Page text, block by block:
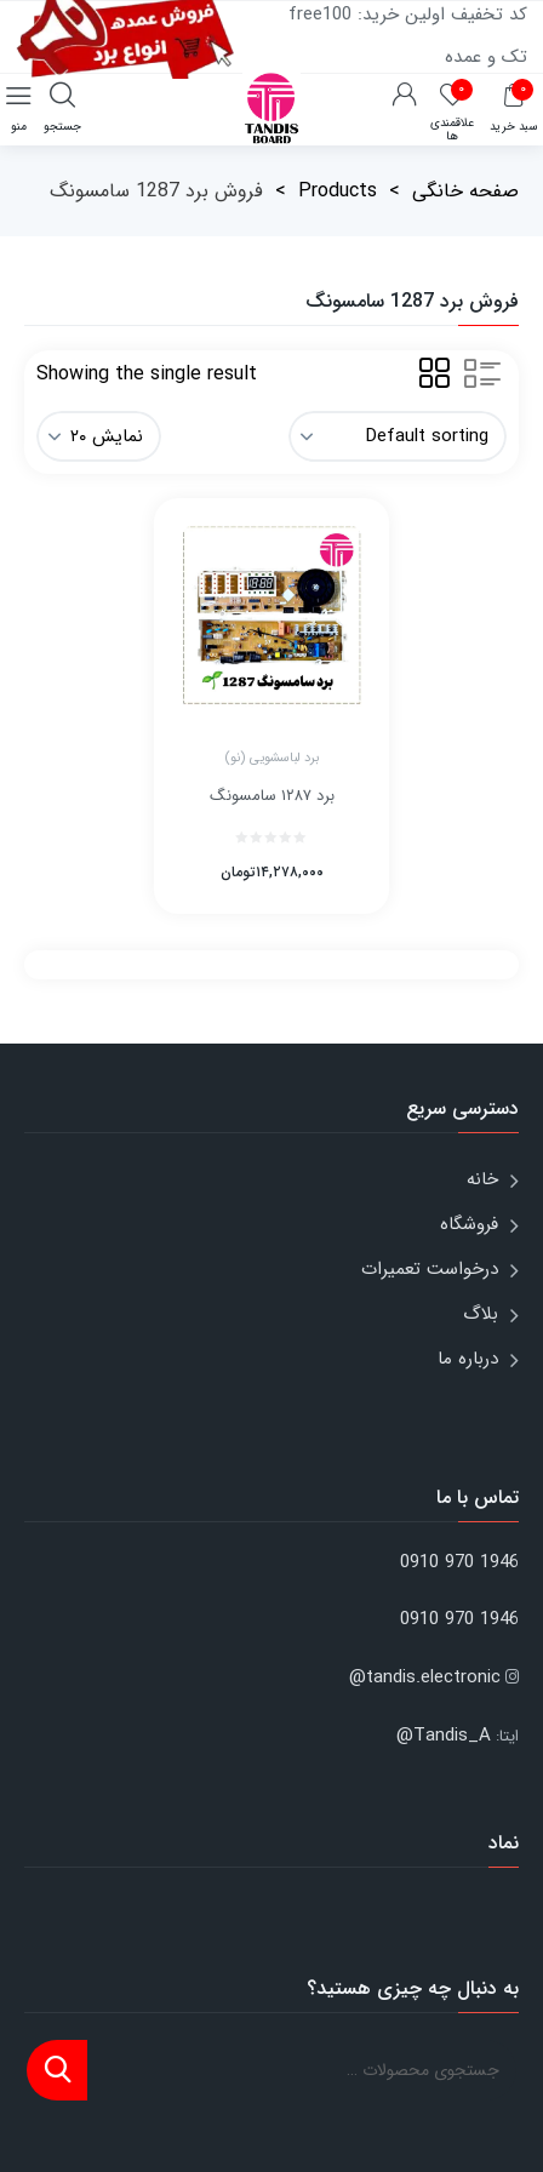
کد تخفیف اولین خرید: free100
تک و عمده
۰
سبد خرید
۰
علاقمندی
ها
منو جستجو
صفحه خانگی >
Products
> فروش برد 1287 سامسونگ
فروش برد 1287 سامسونگ
Showing the single result
برد لباسشویی (نو)
برد ۱۲۸۷ سامسونگ
تومان۱۴,۲۷۸,۰۰۰
دسترسی سریع
خانه
فروشگاه
درخواست تعمیرات
بلاگ
درباره ما
تماس با ما
1946 970 0910
1946 970 0910
tandis.electronic@
ایتا: Tandis_A@
نماد
به دنبال چه چیزی هستید؟